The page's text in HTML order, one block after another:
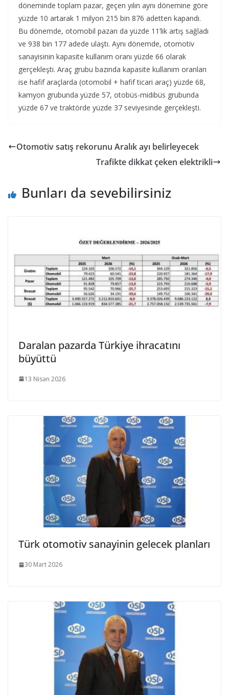
döneminde toplam pazar, geçen yılın aynı dönemine göre
yüzde 10 artarak 1 milyon 215 bin 876 adetten kapandı.
Bu dönemde, otomobil pazarı da yüzde 11’lik artış sağladı
ve 938 bin 177 adede ulaştı. Aynı dönemde, otomotiv
sanayisinin kapasite kullanım oranı yüzde 66 olarak
gerçekleşti. Araç grubu bazında kapasite kullanım oranları
ise hafif araçlarda (otomobil + hafif ticari araç) yüzde 68,
kamyon grubunda yüzde 57, otobüs-midibüs grubunda
yüzde 67 ve traktörde yüzde 37 seviyesinde gerçekleşti.
Otomotiv satış rekorunu Aralık ayı belirleyecek
Trafikte dikkat çeken elektrikli
Bunları da sevebilirsiniz
Daralan pazarda Türkiye ihracatını
büyüttü
13 Nisan 2026
Türk otomotiv sanayinin gelecek planları
30 Mart 2026